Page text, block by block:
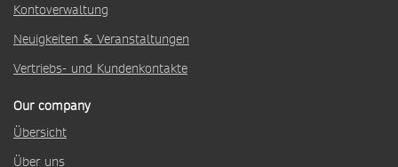
Kontoverwaltung
Neuigkeiten & Veranstaltungen
Vertriebs- und Kundenkontakte
Our company
Übersicht
Über uns